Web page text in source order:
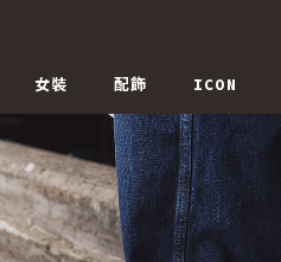
女裝 配飾 ICON